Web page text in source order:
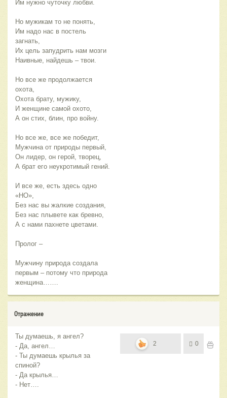
Им нужно чуточку любви.
Но мужикам то не понять,
Им надо нас в постель
загнать,
Их цель запудрить нам мозги
Наивные, найдешь – твои.
Но все же продолжается
охота,
Охота брату, мужику,
И женщине самой охото,
А он стих, блин, про войну.
Но все же, все же победит,
Мужчина от природы первый,
Он лидер, он герой, творец,
А брат его неукротимый гений.
И все же, есть здесь одно
«НО»,
Без нас вы жалкие создания,
Без нас плывете как бревно,
А с нами пахнете цветами.
Пролог –
Мужчину природа создала
первым – потому что природа
женщина…….
Отражение
Ты думаешь, я ангел?
- Да, ангел…
- Ты думаешь крылья за
спиной?
- Да крылья…
- Нет….
2 0